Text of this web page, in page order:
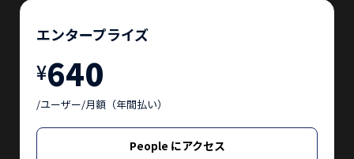
エンタープライズ
¥640
/ユーザー/月額（年間払い）
People にアクセス